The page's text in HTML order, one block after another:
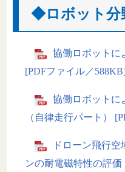
◆ロボット分
協働ロボットに
[PDFファイル／
協働ロボットに
（自律走行パート）
ドローン飛行
ンの耐電磁特性の評